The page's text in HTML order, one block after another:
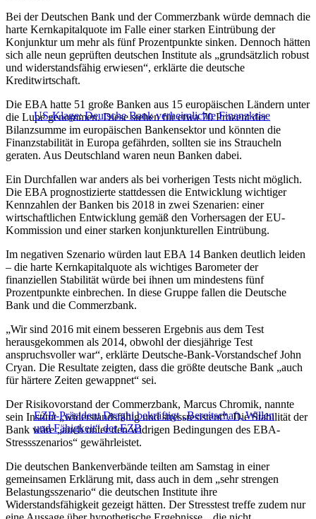
Bei der Deutschen Bank und der Commerzbank würde demnach die
harte Kernkapitalquote im Falle einer starken Eintrübung der
Konjunktur um mehr als fünf Prozentpunkte sinken. Dennoch hätten
sich alle neun geprüften deutschen Institute als „grundsätzlich robust
und widerstandsfähig erwiesen“, erklärte die deutsche
Kreditwirtschaft.
US-Klage: Deutsche Bank verheimlichte Finanzkrise
Die EBA hatte 51 große Banken aus 15 europäischen Ländern unter
die Lupe genommen. Diese stehen für etwa 70 Prozent der
Bilanzsumme im europäischen Bankensektor und könnten die
Finanzstabilität in Europa gefährden, sollten sie ins Straucheln
geraten. Aus Deutschland waren neun Banken dabei.
Ein Durchfallen war anders als bei vorherigen Tests nicht möglich.
Die EBA prognostizierte stattdessen die Entwicklung wichtiger
Kennzahlen der Banken bis 2018 in zwei Szenarien: einer
wirtschaftlichen Entwicklung gemäß den Vorhersagen der EU-
Kommission und einer starken konjunkturellen Eintrübung.
Im negativen Szenario würden laut EBA 14 Banken deutlich leiden
– die harte Kernkapitalquote als wichtiges Barometer der
finanziellen Stabilität würde bei ihnen um mindestens fünf
Prozentpunkte einbrechen. In diese Gruppe fallen die Deutsche
Bank und die Commerzbank.
„Wir sind 2016 mit einem besseren Ergebnis aus dem Test
herausgekommen als 2014, obwohl der diesjährige Test
anspruchsvoller war“, erklärte Deutsche-Bank-Vorstandschef John
Cryan. Die Resultate zeigten, dass die größte deutsche Bank „auch
für härtere Zeiten gewappnet“ sei.
EZB-Präsident Draghi bekräftigt „Bereitschaft, Willen
und Fähigkeit“ der EZB
Der Risikovorstand der Commerzbank, Marcus Chromik, nannte
sein Institut „widerstandsfähig und stressresistent“. Die Stabilität der
Bank wäre „auch unter den widrigen Bedingungen des EBA-
Stressszenarios“ gewährleistet.
Die deutschen Bankenverbände teilten am Samstag in einer
gemeinsamen Erklärung mit, dass auch in dem „sehr strengen
Belastungsszenario“ die deutschen Institute ihre
Widerstandsfähigkeit gezeigt hätten. Der Stresstest treffe zudem nur